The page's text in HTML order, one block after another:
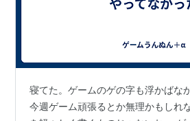
寝てた。ゲームのゲの字も浮かばな
今週ゲーム頑張るとか無理かもしれ